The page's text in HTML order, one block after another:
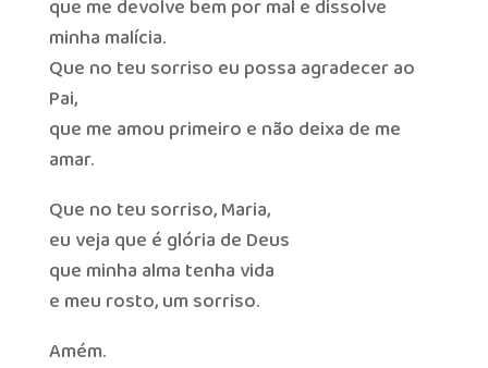
que me devolve bem por mal e dissolve
minha malícia.
Que no teu sorriso eu possa agradecer ao
Pai,
que me amou primeiro e não deixa de me
amar.
Que no teu sorriso, Maria,
eu veja que é glória de Deus
que minha alma tenha vida
e meu rosto, um sorriso.
Amém.